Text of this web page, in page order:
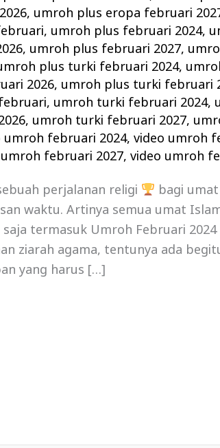
, umroh plus eropa februari
, umroh plus februari 2024,
, umroh plus februari 2027,
plus turki februari 2024,
2026, umroh plus turki februari
, umroh turki februari 2024,
, umroh turki februari 2027,
umroh februari 2024,video umroh
februari 2027,video umroh
perjalanan religi bagi
waktu. Artinya semua umat
termasuk Umroh Februari 2024
ziarah agama, tentunya ada
yang harus […]